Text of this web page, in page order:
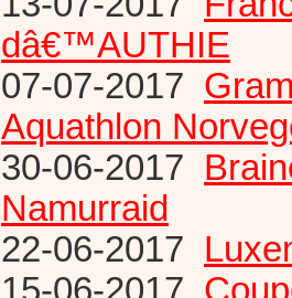
dâ€™AUTHIE
07-07-2017
Aquathlon
30-06-2017
Namurraid
22-06-2017